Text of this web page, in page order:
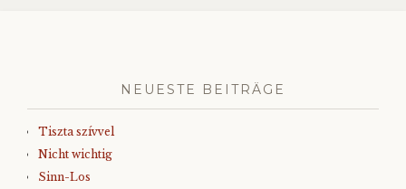
NEUESTE BEITRÄGE
Tiszta szívvel
Nicht wichtig
Sinn-Los